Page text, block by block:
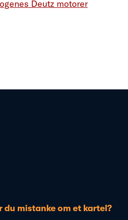
Deutz motorer
du mistanke om et kartel?